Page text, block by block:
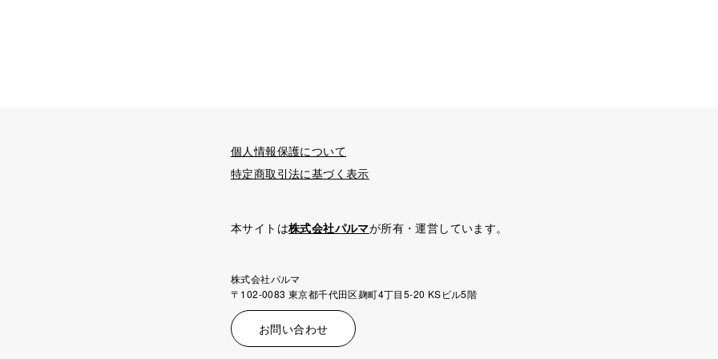
個人情報保護について
特定商取引法に基づく表示
本サイトは株式会社パルマが所有・運営しています。
株式会社パルマ
〒102-0083 東京都千代田区麹町4丁目5-20 KSビル5階
お問い合わせ